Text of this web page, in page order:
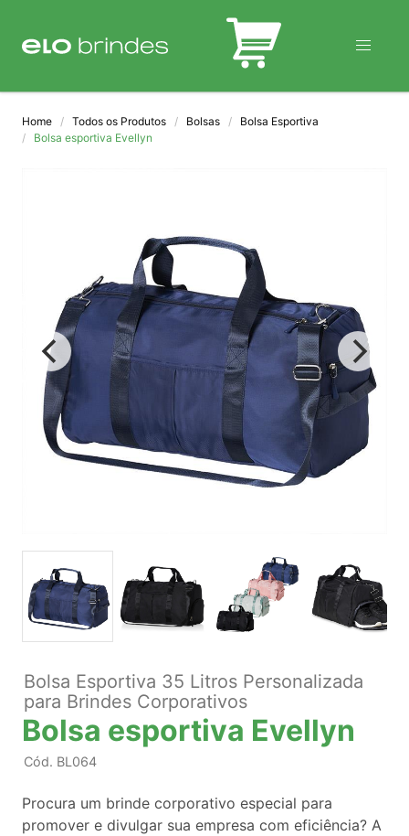
BLOG
Home Todos os Produtos Bolsas
Bolsa Esportiva
Bolsa esportiva Evellyn
Bolsa Esportiva 35 Litros Personalizada
para Brindes Corporativos
Bolsa esportiva Evellyn
Cód. BL064
Procura um brinde corporativo especial para
promover e divulgar sua empresa com eficiência? A